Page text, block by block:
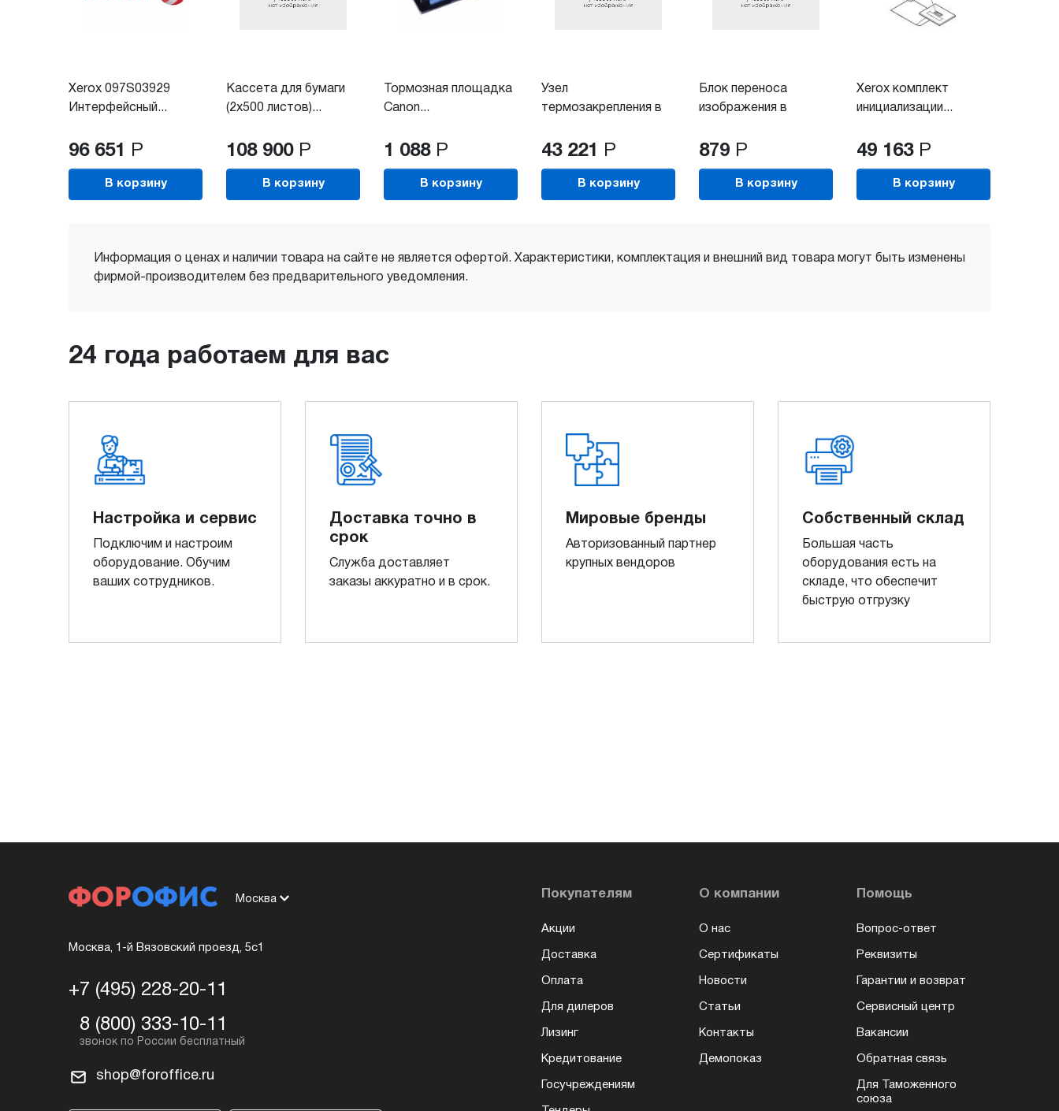
Xerox 097S03929
Интерфейсный...
96 651 Р
В корзину
Кассета для бумаги
(2х500 листов)...
108 900 Р
В корзину
Тормозная площадка
Canon...
1 088 Р
В корзину
Узел
термозакрепления в
43 221 Р
В корзину
Блок переноса
изображения в
879 Р
В корзину
Xerox комплект
инициализации...
49 163 Р
В корзину
Информация о ценах и наличии товара на сайте не является офертой. Характеристики, комплектация и внешний вид товара могут быть изменены
фирмой-производителем без предварительного уведомления.
24 года работаем для вас
Настройка и сервис
Подключим и настроим
оборудование. Обучим
ваших сотрудников.
Доставка точно в
срок
Служба доставляет
заказы аккуратно и в срок.
Мировые бренды
Авторизованный партнер
крупных вендоров
Собственный склад
Большая часть
оборудования есть на
складе, что обеспечит
быструю отгрузку
Москва
Москва, 1-й Вязовский проезд, 5с1
+7 (495) 228-20-11
8 (800) 333-10-11
shop@foroffice.ru
Покупателям
Акции
Доставка
Оплата
Для дилеров
Лизинг
Кредитование
Госучреждениям
О компании
О нас
Сертификаты
Новости
Статьи
Контакты
Демопоказ
Помощь
Вопрос-ответ
Реквизиты
Гарантии и возврат
Сервисный центр
Вакансии
Обратная связь
Для Таможенного
союза